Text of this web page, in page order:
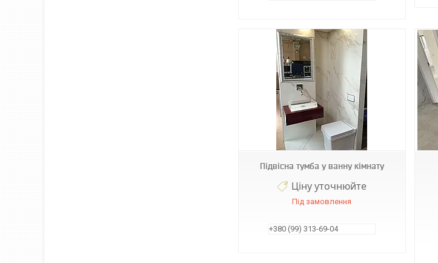
Підвісна тумба у ванну кімнату
Ціну уточнюйте
Під замовлення
+380 (99) 313-69-04
Т73